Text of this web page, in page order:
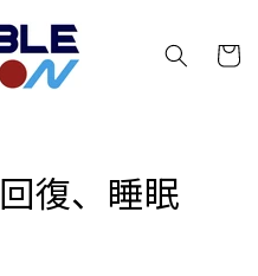
ー
復、睡眠